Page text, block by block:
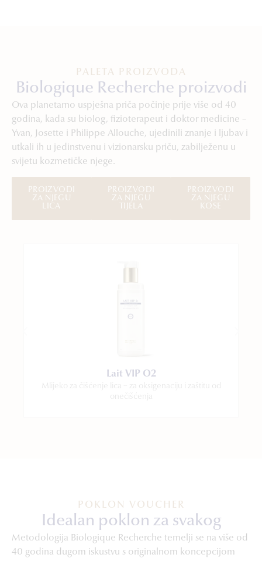
PALETA PROIZVODA
Biologique Recherche proizvodi
Ova planetarno uspješna priča počinje prije više od 40
godina, kada su biolog, fizioterapeut i doktor medicine –
Yvan, Josette i Philippe Allouche, ujedinili znanje i ljubav i
utkali ih u jedinstvenu i vizionarsku priču, zabilježenu u
svijetu kozmetičke njege.
PROIZVODI
ZA NJEGU
LICA
PROIZVODI
ZA NJEGU
TIJELA
PROIZVODI
ZA NJEGU
KOSE
Lait VIP O2
Mlijeko za čišćenje lica − za oksigenaciju i zaštitu od
onečišćenja
POKLON VOUCHER
Idealan poklon za svakog
Metodologija Biologique Recherche temelji se na više od
40 godina dugom iskustvu s originalnom koncepcijom